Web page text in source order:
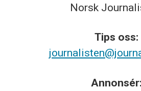
Norsk
Tips oss:
Annonsér: